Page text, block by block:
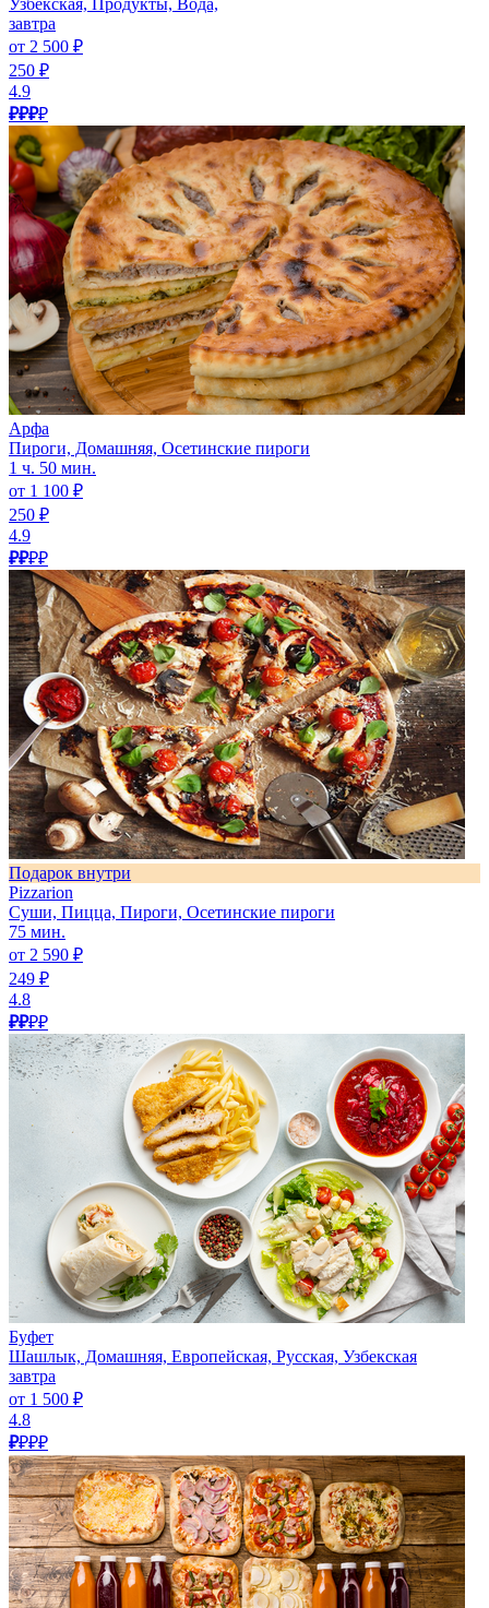
Узбекская, Продукты, Вода,
завтра
от 2 500 ₽
250 ₽
4.9
₽₽₽₽
Арфа
Пироги, Домашняя, Осетинские пироги
1 ч. 50 мин.
от 1 100 ₽
250 ₽
4.9
₽₽₽₽
Подарок внутри
Pizzarion
Суши, Пицца, Пироги, Осетинские пироги
75 мин.
от 2 590 ₽
249 ₽
4.8
₽₽₽₽
Буфет
Шашлык, Домашняя, Европейская, Русская, Узбекская
завтра
от 1 500 ₽
4.8
₽₽₽₽